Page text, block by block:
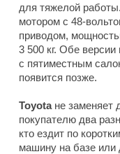
для тяжелой
мотором с 48-
приводом,
3 500 кг. Обе версии
с пятиместным
появится позже.
Toyotaне заменяет
покупателю два
кто ездит по
машину на базе или